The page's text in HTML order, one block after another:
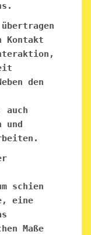
Kontakt
den
auch
und
schien
eine
Maße